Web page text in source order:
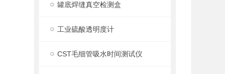
罐底焊缝真空检测盒
工业硫酸透明度计
CST毛细管吸水时间测试仪